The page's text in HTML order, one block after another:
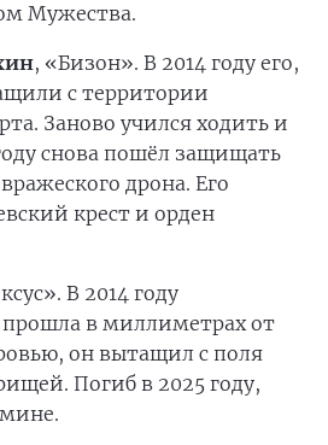
Мужества.
, «Бизон». В 2014 году его,
с территории
Заново учился ходить и
снова пошёл защищать
дрона. Его
крест и орден
В 2014 году
прошла в миллиметрах от
он вытащил с поля
Погиб в 2025 году,